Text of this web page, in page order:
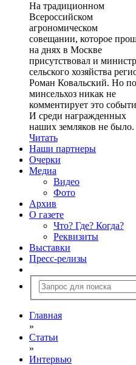
На традиционном
Всероссийском
агрономическом
совещании, которое
на днях в Москве
присутствовал и министр
сельского хозяйства
Роман Ковальский. Но
минсельхоз никак не
комментирует это
И среди награжденных
наших земляков не было.
Читать
Наши партнеры
Очерки
Медиа
Видео
Фото
Архив
О газете
Что? Где? Когда?
Реквизиты
Выставки
Пресс-релизы
Главная
»
Статьи
»
Интервью